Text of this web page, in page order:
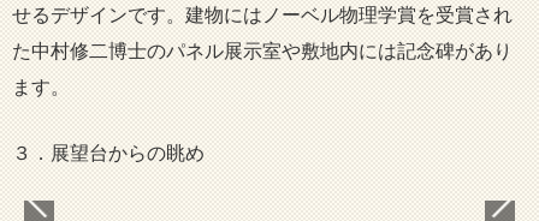
せるデザインです。建物にはノーベル物理学賞を受賞され
た中村修二博士のパネル展示室や敷地内には記念碑があり
ます。
３．展望台からの眺め